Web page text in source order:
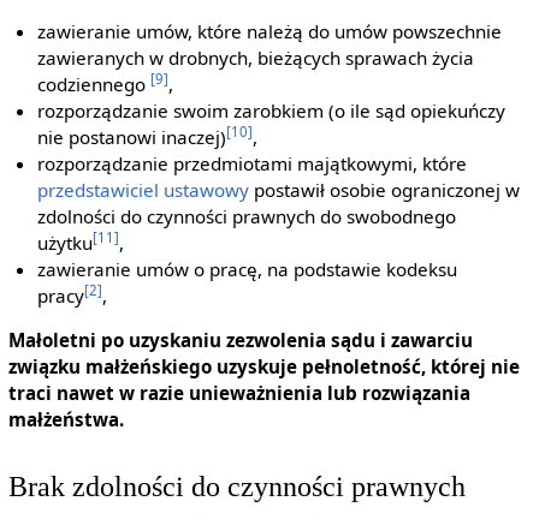
zawieranie umów, które należą do umów powszechnie
zawieranych w drobnych, bieżących sprawach życia
codziennego [9],
rozporządzanie swoim zarobkiem (o ile sąd opiekuńczy
nie postanowi inaczej)[10],
rozporządzanie przedmiotami majątkowymi, które
przedstawiciel ustawowy postawił osobie ograniczonej w
zdolności do czynności prawnych do swobodnego
użytku[11],
zawieranie umów o pracę, na podstawie kodeksu
pracy[2],
Małoletni po uzyskaniu zezwolenia sądu i zawarciu
związku małżeńskiego uzyskuje pełnoletność, której nie
traci nawet w razie unieważnienia lub rozwiązania
małżeństwa.
Brak zdolności do czynności prawnych